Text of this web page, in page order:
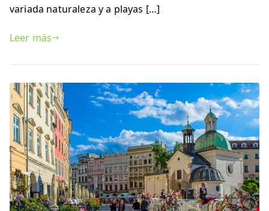
variada naturaleza y a playas […]
Leer más